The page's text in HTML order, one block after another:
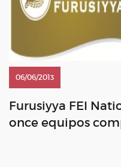
06/06/2013
Furusiyya FEI
once equipos